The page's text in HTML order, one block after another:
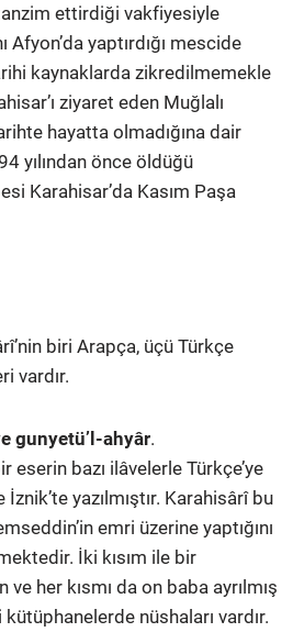
ettirdiği vakfiyesiyle
Afyon’da yaptırdığı mescide
kaynaklarda zikredilmemekle
ziyaret eden Muğlalı
hayatta olmadığına dair
yılından önce öldüğü
Karahisar’da Kasım Paşa
biri Arapça, üçü Türkçe
vardır.
gunyetü’l-ahyâr.
eserin bazı ilâvelerle Türkçe’ye
yazılmıştır. Karahisârî bu
emri üzerine yaptığını
İki kısım ile bir
her kısmı da on baba ayrılmış
nüshaları vardır.